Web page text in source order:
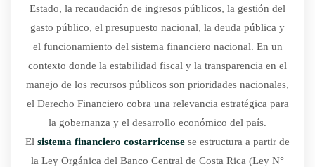
Estado, la recaudación de ingresos públicos, la gestión del
gasto público, el presupuesto nacional, la deuda pública y
el funcionamiento del sistema financiero nacional. En un
contexto donde la estabilidad fiscal y la transparencia en el
manejo de los recursos públicos son prioridades nacionales,
el Derecho Financiero cobra una relevancia estratégica para
la gobernanza y el desarrollo económico del país.
El sistema financiero costarricense se estructura a partir de
la Ley Orgánica del Banco Central de Costa Rica (Ley N°